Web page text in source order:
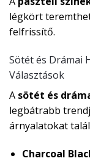
légkört
felfrissítő.
Sötét és Drámai
Választások
A sötét és
legbátrabb
árnyalatokat
Charcoal